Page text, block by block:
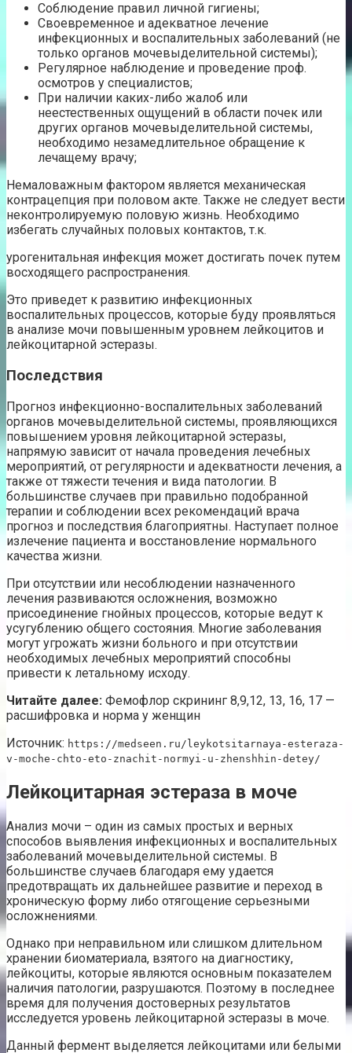
Соблюдение правил личной гигиены;
Своевременное и адекватное лечение
инфекционных и воспалительных заболеваний (не
только органов мочевыделительной системы);
Регулярное наблюдение и проведение проф.
осмотров у специалистов;
При наличии каких-либо жалоб или
неестественных ощущений в области почек или
других органов мочевыделительной системы,
необходимо незамедлительное обращение к
лечащему врачу;
Немаловажным фактором является механическая
контрацепция при половом акте. Также не следует вести
неконтролируемую половую жизнь. Необходимо
избегать случайных половых контактов, т.к.
урогенитальная инфекция может достигать почек путем
восходящего распространения.
Это приведет к развитию инфекционных
воспалительных процессов, которые буду проявляться
в анализе мочи повышенным уровнем лейкоцитов и
лейкоцитарной эстеразы.
Последствия
Прогноз инфекционно-воспалительных заболеваний
органов мочевыделительной системы, проявляющихся
повышением уровня лейкоцитарной эстеразы,
напрямую зависит от начала проведения лечебных
мероприятий, от регулярности и адекватности лечения, а
также от тяжести течения и вида патологии. В
большинстве случаев при правильно подобранной
терапии и соблюдении всех рекомендаций врача
прогноз и последствия благоприятны. Наступает полное
излечение пациента и восстановление нормального
качества жизни.
При отсутствии или несоблюдении назначенного
лечения развиваются осложнения, возможно
присоединение гнойных процессов, которые ведут к
усугублению общего состояния. Многие заболевания
могут угрожать жизни больного и при отсутствии
необходимых лечебных мероприятий способны
привести к летальному исходу.
Читайте далее: Фемофлор скрининг 8,9,12, 13, 16, 17 —
расшифровка и норма у женщин
Источник: https://medseen.ru/leykotsitarnaya-esteraza-
v-moche-chto-eto-znachit-normyi-u-zhenshhin-detey/
Лейкоцитарная эстераза в моче
Анализ мочи – один из самых простых и верных
способов выявления инфекционных и воспалительных
заболеваний мочевыделительной системы. В
большинстве случаев благодаря ему удается
предотвращать их дальнейшее развитие и переход в
хроническую форму либо отягощение серьезными
осложнениями.
Однако при неправильном или слишком длительном
хранении биоматериала, взятого на диагностику,
лейкоциты, которые являются основным показателем
наличия патологии, разрушаются. Поэтому в последнее
время для получения достоверных результатов
исследуется уровень лейкоцитарной эстеразы в моче.
Данный фермент выделяется лейкоцитами или белыми